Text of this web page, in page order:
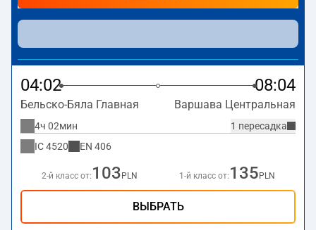
Pendolino, EC- предлагают более низкую цену билета и,
как правило, более долгое время в пути. Поезд
заканчивает маршрут на станции Варшава
Центральная по адресуAleje Jerozolimskie 54,
Warszawa
04:02 08:04
Бельско-Бяла Главная Варшава Центральная
1 пересадка
4ч 02мин
IC4520 EN 406
2-й класс от: 103 PLN 1-й класс от: 135 PLN
ВЫБРАТЬ